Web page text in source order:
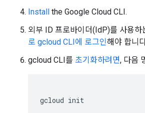
Install the Google Cloud CLI.
외부 ID 프로바이더(IdP)를 사용하
로 gcloud CLI에 로그인해야 합니
gcloud CLI를 초기화하려면, 다음
gcloud init